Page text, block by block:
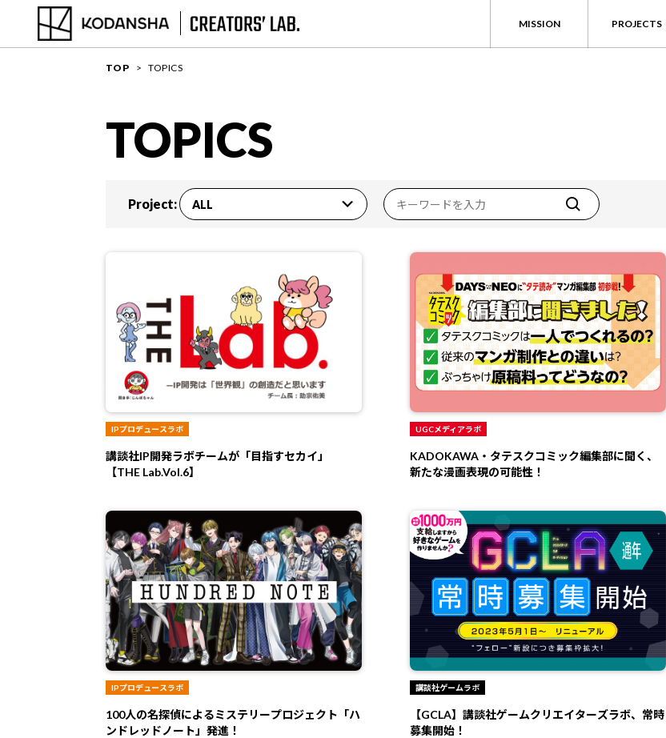
MISSION PROJECTS
TOP TOPICS
TOPICS
Project:
IPプロデュースラボ
講談社IP開発ラボチームが「目指すセカイ」
【THE Lab.Vol.6】
UGCメディアラボ
KADOKAWA・タテスクコミック編集部に聞く、
新たな漫画表現の可能性！
IPプロデュースラボ
100人の名探偵によるミステリープロジェクト「ハ
ンドレッドノート」発進！
講談社ゲームラボ
【GCLA】講談社ゲームクリエイターズラボ、常時
募集開始！